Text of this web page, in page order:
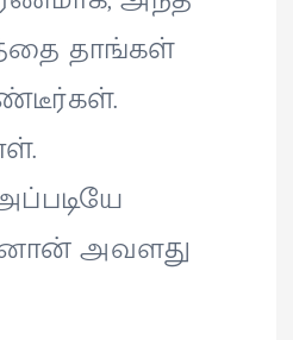
தாங்கள்
அவளது